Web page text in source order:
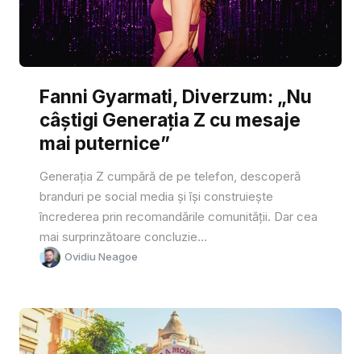
Fanni Gyarmati, Diverzum: „Nu
câștigi Generația Z cu mesaje
mai puternice”
Generația Z cumpără de pe telefon, descoperă
branduri pe social media și își construiește
încrederea prin recomandările comunității. Dar cea
mai surprinzătoare concluzie...
Ovidiu Neagoe